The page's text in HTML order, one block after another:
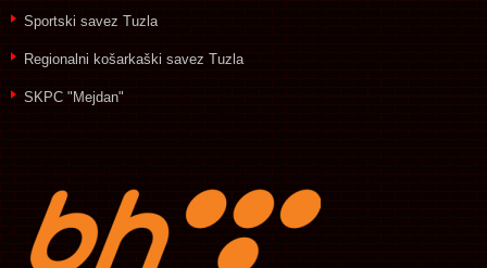
Sportski savez Tuzla
Regionalni košarkaški savez Tuzla
SKPC "Mejdan"